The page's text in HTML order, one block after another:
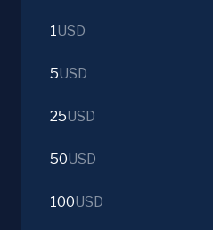
1USD
5USD
25USD
50USD
100USD